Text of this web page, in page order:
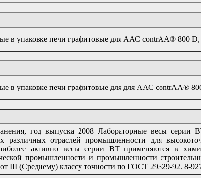
в упаковке печи графитовые для ААС contrAA® 800 D,
в упаковке печи графитовые для для ААС contrAA®
год выпуска 2008 Лабораторные весы серии
различных отраслей промышленности для
активно весы серии ВТ применяются в
промышленности и промышленности
III (Среднему) классу точности по ГОСТ 29329-92. 8-